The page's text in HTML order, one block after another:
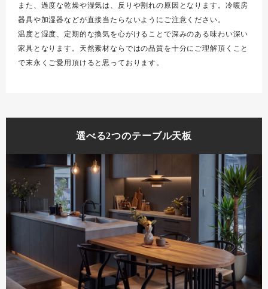
また、過度な乾燥や湿気は、反りや割れの原因となります。冷暖房
器具や加湿器などが直接当たらないようにご注意ください。
温度と湿度、定期的な換気を心がけることで深みのある味わい深い
家具となります。天然素材ならではの品質を十分にご理解頂くこと
で末永くご愛用頂けると思っております。
選べる2つのテーブル天板